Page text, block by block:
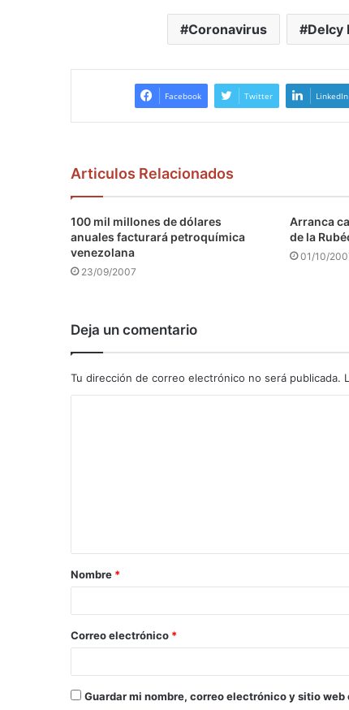
Coronavirus Delcy
Facebook Twitter LinkedIn
Articulos Relacionados
100 mil millones de dólares
anuales facturará petroquímica
venezolana
23/09/2007
Arranca
de la
01/10/
Deja un comentario
Tu dirección de correo electrónico no será publicada.
a
r
*
Nombre *
Correo electrónico *
Guardar mi nombre, correo electrónico y sitio